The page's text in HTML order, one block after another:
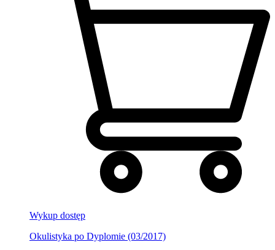
Wykup dostęp
Okulistyka po Dyplomie (03/2017)